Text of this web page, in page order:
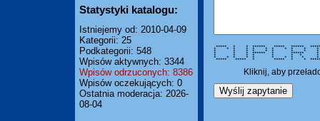
Statystyki katalogu:
Istniejemy od: 2010-04-09
Kategorii: 25
Podkategorii: 548
Wpisów aktywnych: 3344
Wpisów odrzuconych: 8386
Wpisów oczekujących: 0
Ostatnia moderacja: 2026-
08-04
***** * * ****** ***** ******
* * * * * * * * * *
* * * * * * * *
* * * ****** * ****** *
* * * * * * * *
* * * * * * * * *
***** ***** * ***** * *
Kliknij, aby